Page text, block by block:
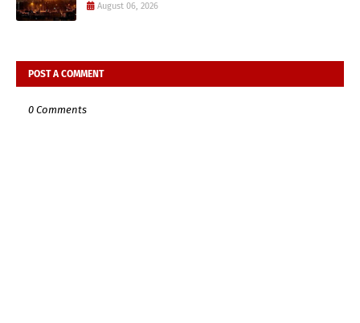
August 06, 2026
POST A COMMENT
0 Comments